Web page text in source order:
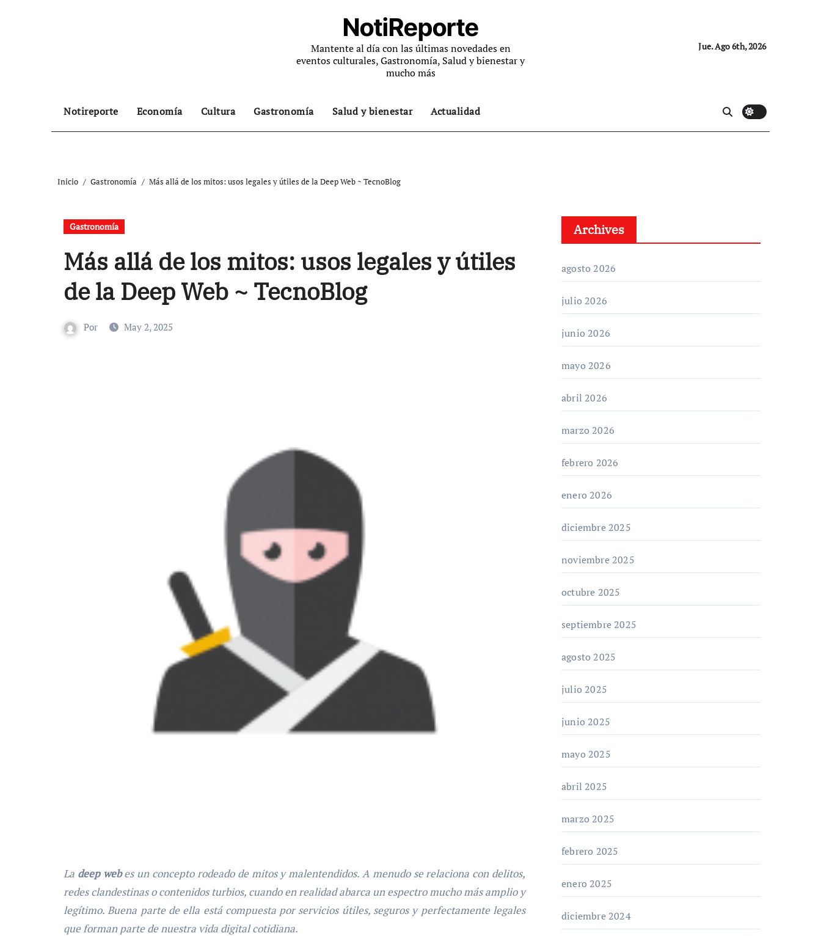
NotiReporte
Mantente al día con las últimas novedades en
eventos culturales, Gastronomía, Salud y bienestar y
mucho más
Jue. Ago 6th, 2026
Notireporte Economía Cultura Gastronomía Salud y bienestar Actualidad
Inicio Gastronomía Más allá de los mitos: usos legales y útiles de la Deep Web ~ TecnoBlog
Gastronomía
Más allá de los mitos: usos legales y útiles
de la Deep Web ~ TecnoBlog
Por May 2, 2025
La deep webes un concepto rodeado de mitos y malentendidos. A menudo se relaciona con delitos,
redes clandestinas o contenidos turbios, cuando en realidad abarca un espectro mucho más amplio y
legítimo. Buena parte de ella está compuesta por servicios útiles, seguros y perfectamente legales
que forman parte de nuestra vida digital cotidiana.
Archives
agosto 2026
julio 2026
junio 2026
mayo 2026
abril 2026
marzo 2026
febrero 2026
enero 2026
diciembre 2025
noviembre 2025
octubre 2025
septiembre 2025
agosto 2025
julio 2025
junio 2025
mayo 2025
abril 2025
marzo 2025
febrero 2025
enero 2025
diciembre 2024